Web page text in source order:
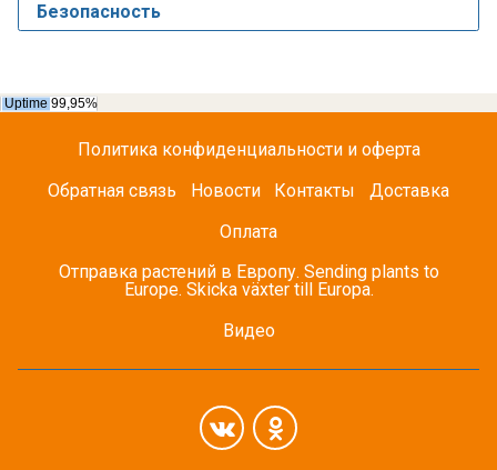
Безопасность
Политика конфиденциальности и оферта
Обратная связь
Новости Контакты
Доставка
Оплата
Отправка растений в Европу. Sending plants to
Europe. Skicka växter till Europa.
Видео